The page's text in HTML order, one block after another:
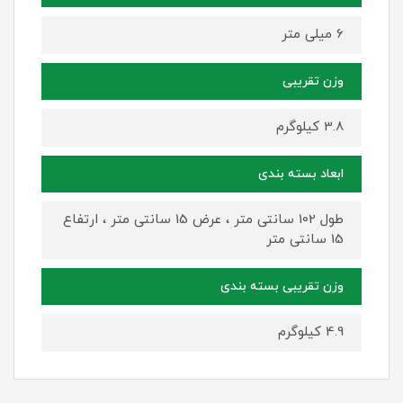
6 میلی متر
وزن تقریبی
3.8 کیلوگرم
ابعاد بسته بندی
طول 102 سانتی متر ، عرض 15 سانتی متر ، ارتفاع
15 سانتی متر
وزن تقریبی بسته بندی
4.9 کیلوگرم